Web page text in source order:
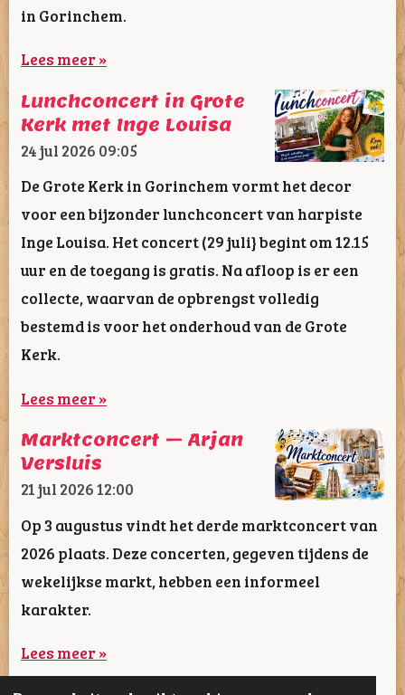
in Gorinchem.
Lees meer »
Lunchconcert in Grote
Kerk met Inge Louisa
24 jul 2026 09:05
De Grote Kerk in Gorinchem vormt het decor
voor een bijzonder lunchconcert van harpiste
Inge Louisa. Het concert (29 juli} begint om 12.15
uur en de toegang is gratis. Na afloop is er een
collecte, waarvan de opbrengst volledig
bestemd is voor het onderhoud van de Grote
Kerk.
Lees meer »
Marktconcert – Arjan
Versluis
21 jul 202612:00
Op 3 augustus vindt het derde marktconcert van
2026 plaats. Deze concerten, gegeven tijdens de
wekelijkse markt, hebben een informeel
karakter.
Lees meer »